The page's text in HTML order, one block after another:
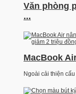
Văn phòng
...
MacBook
Ngoài cải thiện cấu